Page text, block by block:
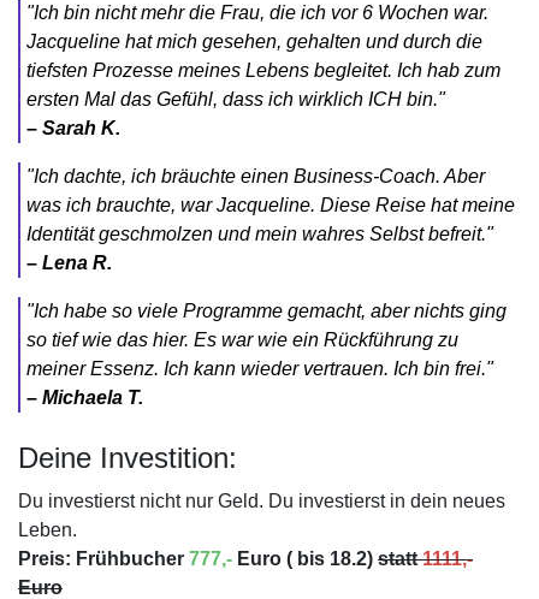
"Ich bin nicht mehr die Frau, die ich vor 6 Wochen war.
Jacqueline hat mich gesehen, gehalten und durch die
tiefsten Prozesse meines Lebens begleitet. Ich hab zum
ersten Mal das Gefühl, dass ich wirklich ICH bin."
– Sarah K.
"Ich dachte, ich bräuchte einen Business-Coach. Aber
was ich brauchte, war Jacqueline. Diese Reise hat meine
Identität geschmolzen und mein wahres Selbst befreit."
– Lena R.
"Ich habe so viele Programme gemacht, aber nichts ging
so tief wie das hier. Es war wie ein Rückführung zu
meiner Essenz. Ich kann wieder vertrauen. Ich bin frei."
– Michaela T.
Deine Investition:
Du investierst nicht nur Geld. Du investierst in dein neues
Leben.
Preis: Frühbucher 777,- Euro ( bis 18.2) statt1111,-
Euro